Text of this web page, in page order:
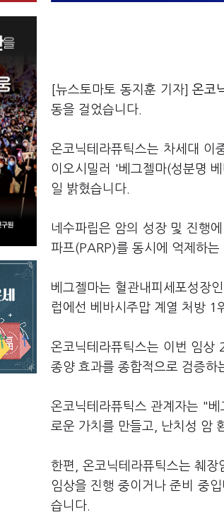
[뉴스토마토 동지훈 기자]온코
동을 걸었습니다.
온코닉테라퓨틱스는 차세대 이
이오시밀러 '베그젤마(성분명
일 밝혔습니다.
네수파립은 암의 성장 및 진행
파프(PARP)를 동시에 억제하
베그젤마는 혈관내피세포성장
럽에선 베바시주맙 계열 처방 1
온코닉테라퓨틱스는 이번 임상
종양 효과를 종합적으로 검증하
온코닉테라퓨틱스 관계자는 "
로운 가치를 만들고, 난치성 암
한편, 온코닉테라퓨틱스는 췌
임상을 진행 중이거나 준비 중
습니다.